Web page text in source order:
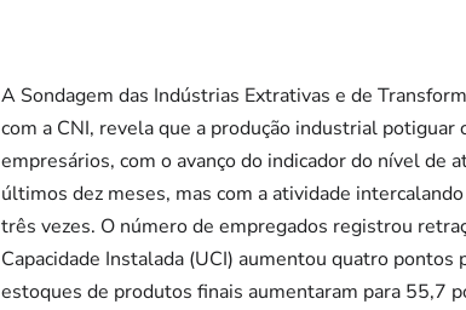
A Sondagem das Indústrias Extrativas e de
com a CNI, revela que a produção industrial
empresários, com o avanço do indicador do nível de
últimos dez meses, mas com a atividade
três vezes. O número de empregados registrou
Capacidade Instalada (UCI) aumentou quatro
estoques de produtos finais aumentaram para 55,7